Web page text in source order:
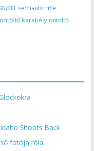
semiauto rifle
öntöltő karabély öntöltő
Shoots Back
fotója róla